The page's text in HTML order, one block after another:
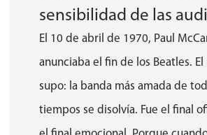
sensibilidad de las
El 10 de abril de 1970, Paul
anunciaba el fin de los Beatles.
supo: la banda más amada de
tiempos se disolvía. Fue el final